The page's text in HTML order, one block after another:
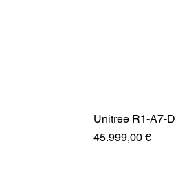
Unitree R1-A7-D
Prezzo
45.999,00 €